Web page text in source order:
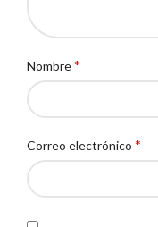
Nombre*
Correo electrónico *